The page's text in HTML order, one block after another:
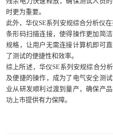
时更为重要。
此外，华仪SE系列安规综合分析仪
条形码扫描连接，使得操作更加简
规格，让用户无需连接计算机即可
了测试的便捷性和效率。
综上所述，华仪SE系列安规综合分
及便捷的操作，成为了电气安全测
业从研发顺利过渡到量产，确保产
功上市提供有力保障。